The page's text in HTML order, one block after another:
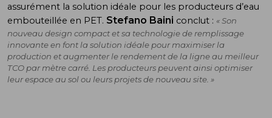
assurément la solution idéale pour les producteurs d’eau
embouteillée en PET. Stefano Baini conclut : « Son
nouveau design compact et sa technologie de remplissage
innovante en font la solution idéale pour maximiser la
production et augmenter le rendement de la ligne au meilleur
TCO par mètre carré. Les producteurs peuvent ainsi optimiser
leur espace au sol ou leurs projets de nouveau site. »